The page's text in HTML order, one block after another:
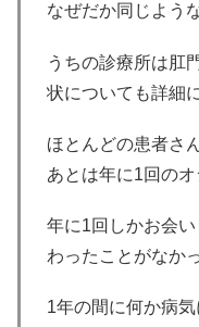
なぜだか同じよう
うちの診療所は肛
状についても詳細
ほとんどの患者さ
あとは年に1回のオ
年に1回しかお会
わったことがなか
1年の間に何か病